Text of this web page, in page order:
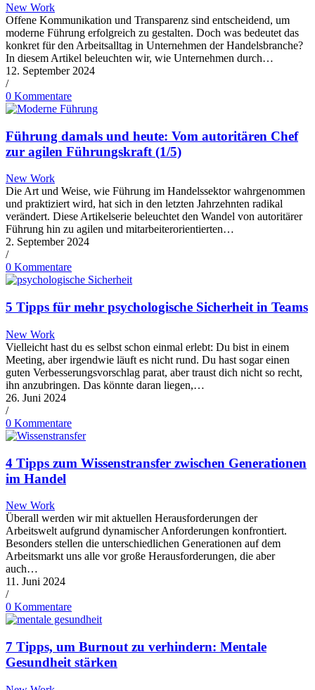
New Work
Offene Kommunikation und Transparenz sind entscheidend, um
moderne Führung erfolgreich zu gestalten. Doch was bedeutet das
konkret für den Arbeitsalltag in Unternehmen der Handelsbranche?
In diesem Artikel beleuchten wir, wie Unternehmen durch…
12. September 2024
/
0 Kommentare
Führung damals und heute: Vom autoritären Chef
zur agilen Führungskraft (1/5)
New Work
Die Art und Weise, wie Führung im Handelssektor wahrgenommen
und praktiziert wird, hat sich in den letzten Jahrzehnten radikal
verändert. Diese Artikelserie beleuchtet den Wandel von autoritärer
Führung hin zu agilen und mitarbeiterorientierten…
2. September 2024
/
0 Kommentare
5 Tipps für mehr psychologische Sicherheit in Teams
New Work
Vielleicht hast du es selbst schon einmal erlebt: Du bist in einem
Meeting, aber irgendwie läuft es nicht rund. Du hast sogar einen
guten Verbesserungsvorschlag parat, aber traust dich nicht so recht,
ihn anzubringen. Das könnte daran liegen,…
26. Juni 2024
/
0 Kommentare
4 Tipps zum Wissenstransfer zwischen Generationen
im Handel
New Work
Überall werden wir mit aktuellen Herausforderungen der
Arbeitswelt aufgrund dynamischer Anforderungen konfrontiert.
Besonders stellen die unterschiedlichen Generationen auf dem
Arbeitsmarkt uns alle vor große Herausforderungen, die aber
auch…
11. Juni 2024
/
0 Kommentare
7 Tipps, um Burnout zu verhindern: Mentale
Gesundheit stärken